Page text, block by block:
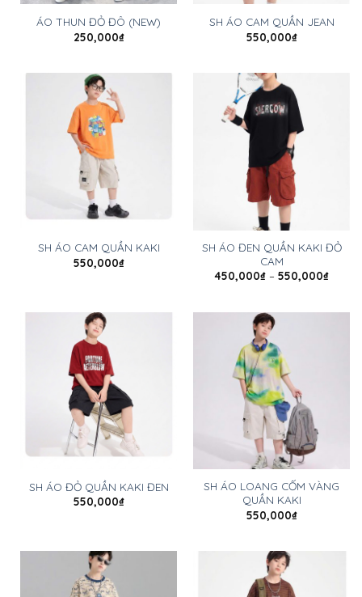
ÁO THUN ĐỎ ĐÔ (NEW)
250,000₫
SH ÁO CAM QUẦN JEAN
550,000₫
SH ÁO CAM QUẦN KAKI
550,000₫
SH ÁO ĐEN QUẦN KAKI ĐỎ
CAM
450,000₫– 550,000₫
SH ÁO ĐỎ QUẦN KAKI ĐEN
550,000₫
SH ÁO LOANG CỐM VÀNG
QUẦN KAKI
550,000₫